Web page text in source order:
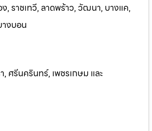
ราชเทวี, ลาดพร้าว, วัฒนา, บางแค,
งบอน
, ศรีนครินทร์, เพชรเกษม และ